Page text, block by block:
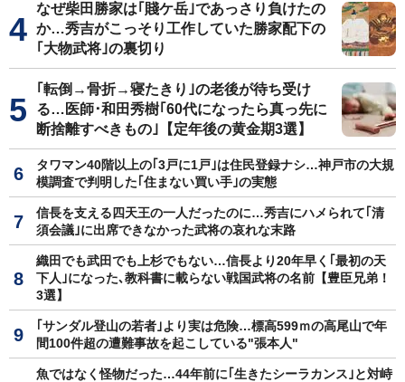
なぜ柴田勝家は｢賤ケ岳｣であっさり負けたの
か…秀吉がこっそり工作していた勝家配下の
｢大物武将｣の裏切り
｢転倒→骨折→寝たきり｣の老後が待ち受け
る…医師･和田秀樹｢60代になったら真っ先に
断捨離すべきもの｣【定年後の黄金期3選】
タワマン40階以上の｢3戸に1戸｣は住民登録ナシ…神戸市の大規
模調査で判明した｢住まない買い手｣の実態
信長を支える四天王の一人だったのに…秀吉にハメられて｢清
須会議｣に出席できなかった武将の哀れな末路
織田でも武田でも上杉でもない…信長より20年早く｢最初の天
下人｣になった､教科書に載らない戦国武将の名前【豊臣兄弟！
3選】
｢サンダル登山の若者｣より実は危険…標高599ｍの高尾山で年
間100件超の遭難事故を起こしている"張本人"
魚ではなく怪物だった…44年前に｢生きたシーラカンス｣と対峙